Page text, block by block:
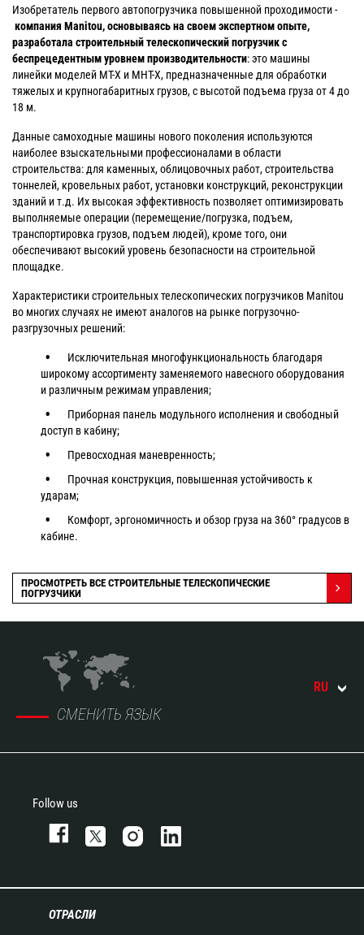
Изобретатель первого автопогрузчика повышенной проходимости -
компания Manitou, основываясь на своем экспертном опыте,
разработала строительный телескопический погрузчик с
беспрецедентным уровнем производительности: это машины
линейки моделей MT-X и MHT-X, предназначенные для обработки
тяжелых и крупногабаритных грузов, с высотой подъема груза от 4 до
18 м.
Данные самоходные машины нового поколения используются
наиболее взыскательными профессионалами в области
строительства: для каменных, облицовочных работ, строительства
тоннелей, кровельных работ, установки конструкций, реконструкции
зданий и т.д. Их высокая эффективность позволяет оптимизировать
выполняемые операции (перемещение/погрузка, подъем,
транспортировка грузов, подъем людей), кроме того, они
обеспечивают высокий уровень безопасности на строительной
площадке.
Характеристики строительных телескопических погрузчиков Manitou
во многих случаях не имеют аналогов на рынке погрузочно-
разгрузочных решений:
Исключительная многофункциональность благодаря
широкому ассортименту заменяемого навесного оборудования
и различным режимам управления;
Приборная панель модульного исполнения и свободный
доступ в кабину;
Превосходная маневренность;
Прочная конструкция, повышенная устойчивость к
ударам;
Комфорт, эргономичность и обзор груза на 360° градусов в
кабине.
ПРОСМОТРЕТЬ ВСЕ СТРОИТЕЛЬНЫЕ ТЕЛЕСКОПИЧЕСКИЕ
ПОГРУЗЧИКИ
СМЕНИТЬ ЯЗЫК
RU
Follow us
ОТРАСЛИ